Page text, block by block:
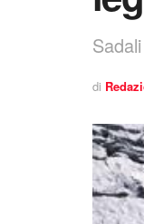
Sadali
di